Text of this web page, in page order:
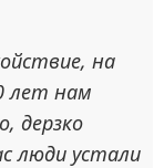
на
лет нам
дерзко
люди устали